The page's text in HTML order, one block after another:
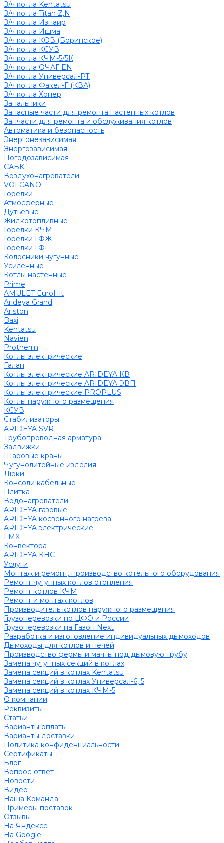
З/ч котла Kentatsu
З/ч котла Titan Z,N
З/ч котла Изнаир
З/ч котла Ишма
З/ч котла КОВ (Боринское)
З/ч котла КСУВ
З/ч котла КЧМ-5/5К
З/ч котла ОЧАГ EN
З/ч котла Универсал-РТ
З/ч котла Факел-Г (КВА)
З/ч котла Хопер
Запальники
Запасные части для ремонта настенных котлов
Запчасти для ремонта и обслуживания котлов
Автоматика и безопасность
Энергонезависимая
Энергозависимая
Погодозависимая
САБК
Воздухонагреватели
VOLCANO
Горелки
Атмосферные
Дутьевые
Жидкотопливные
Горелки КЧМ
Горелки ГФЖ
Горелки ГФГ
Колосники чугунные
Усиленные
Котлы настенные
Prime
AMULET EuroHit
Arideya Grand
Ariston
Baxi
Kentatsu
Navien
Protherm
Котлы электрические
Галан
Котлы электрические ARIDEYA КВ
Котлы электрические ARIDEYA ЭВП
Котлы электрические PROPLUS
Котлы наружного размещения
КСУВ
Стабилизаторы
ARIDEYA SVR
Трубопроводная арматура
Задвижки
Шаровые краны
Чугунолитейные изделия
Люки
Консоли кабельные
Плитка
Водонагреватели
ARIDEYA газовые
ARIDEYA косвенного нагрева
ARIDEYA электрические
LMX
Конвектора
ARIDEYA КНС
Услуги
Монтаж и ремонт, производство котельного оборудования
Ремонт чугунных котлов отопления
Ремонт котлов КЧМ
Ремонт и монтаж котлов
Производитель котлов наружного размещения
Грузоперевозки по ЦФО и России
Грузоперевозки на Газон Next
Разработка и изготовление индивидуальных дымоходов
Дымоходы для котлов и печей
Производство фермы и мачты под дымовую трубу
Замена чугунных секций в котлах
Замена секций в котлах Kentatsu
Замена секций в котлах Универсал-6, 5
Замена секций в котлах КЧМ-5
О компании
Реквизиты
Статьи
Варианты оплаты
Варианты доставки
Политика конфиденциальности
Сертификаты
Блог
Вопрос-ответ
Новости
Видео
Наша Команда
Примеры поставок
Отзывы
На Яндексе
На Google